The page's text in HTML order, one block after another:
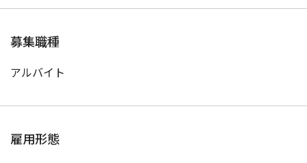
募集職種
アルバイト
雇用形態